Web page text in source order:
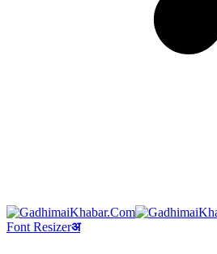
Font Resizerअ